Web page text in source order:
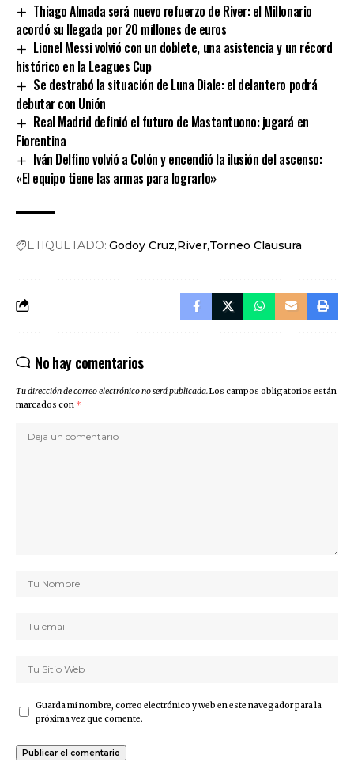
Thiago Almada será nuevo refuerzo de River: el Millonario
acordó su llegada por 20 millones de euros
Lionel Messi volvió con un doblete, una asistencia y un récord
histórico en la Leagues Cup
Se destrabó la situación de Luna Diale: el delantero podrá
debutar con Unión
Real Madrid definió el futuro de Mastantuono: jugará en
Fiorentina
Iván Delfino volvió a Colón y encendió la ilusión del ascenso:
«El equipo tiene las armas para lograrlo»
ETIQUETADO: Godoy Cruz River Torneo Clausura
No hay comentarios
Tu dirección de correo electrónico no será publicada.Los campos obligatorios están
marcados con *
Guarda mi nombre, correo electrónico y web en este navegador para la
próxima vez que comente.